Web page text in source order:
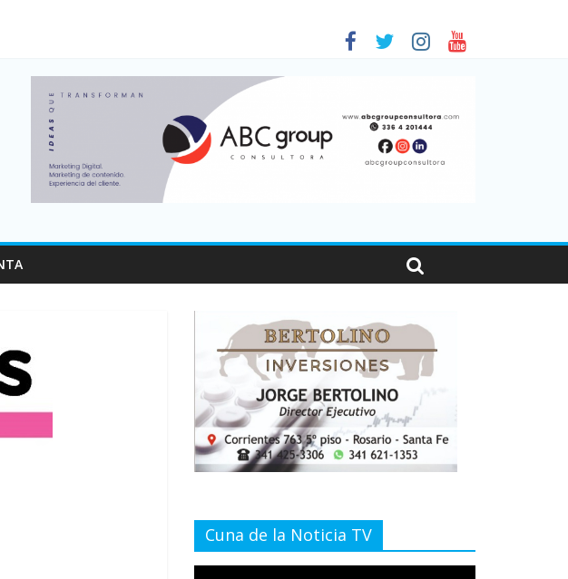
4,6 millones de personas viajaron por el país, un 5,9% más que en 2025
Cuna de la Noticia TV